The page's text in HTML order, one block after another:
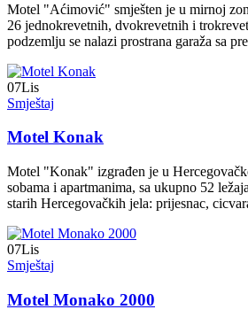
Motel "Aćimović" smješten je u mirnoj
26 jednokrevetnih, dvokrevetnih i
podzemlju se nalazi prostrana garaža sa
07Lis
Smještaj
Motel Konak
Motel "Konak" izgrađen je u
sobama i apartmanima, sa ukupno 52
starih Hercegovačkih jela: prijesnac,
07Lis
Smještaj
Motel Monako 2000